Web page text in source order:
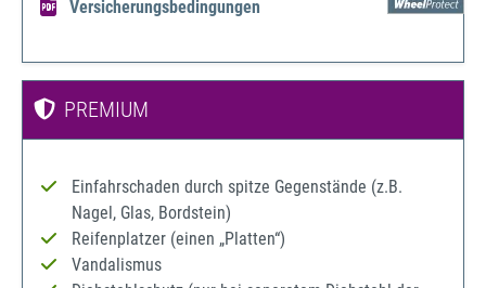
Versicherungsbedingungen
PREMIUM
Einfahrschaden durch spitze Gegenstände (z.B.
Nagel, Glas, Bordstein)
Reifenplatzer (einen „Platten“)
Vandalismus